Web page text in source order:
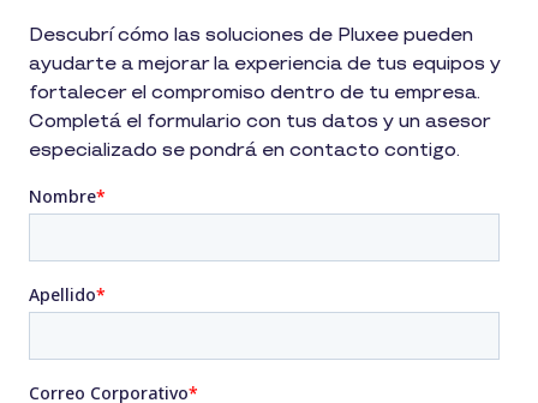
Descubrí cómo las soluciones de Pluxee pueden
ayudarte a mejorar la experiencia de tus equipos y
fortalecer el compromiso dentro de tu empresa.
Completá el formulario con tus datos y un asesor
especializado se pondrá en contacto contigo.